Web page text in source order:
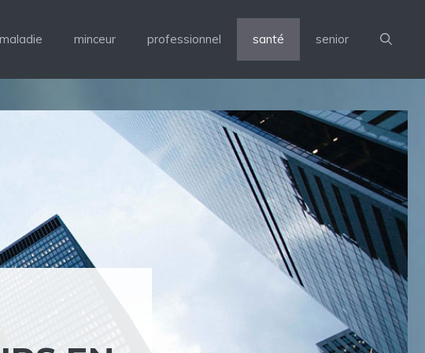
maladie minceur professionnel santé senior